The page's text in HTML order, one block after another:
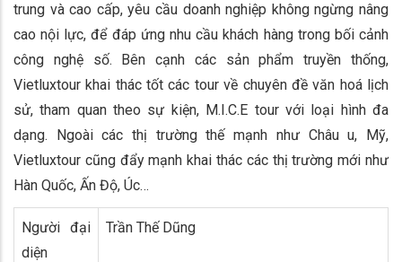
trung và cao cấp, yêu cầu doanh nghiệp không ngừng nâng
cao nội lực, để đáp ứng nhu cầu khách hàng trong bối cảnh
công nghệ số. Bên cạnh các sản phẩm truyền thống,
Vietluxtour khai thác tốt các tour về chuyên đề văn hoá lịch
sử, tham quan theo sự kiện, M.I.C.E tour với loại hình đa
dạng. Ngoài các thị trường thế mạnh như Châu u, Mỹ,
Vietluxtour cũng đẩy mạnh khai thác các thị trường mới như
Hàn Quốc, Ấn Độ, Úc…
Người đại
diện
Trần Thế Dũng